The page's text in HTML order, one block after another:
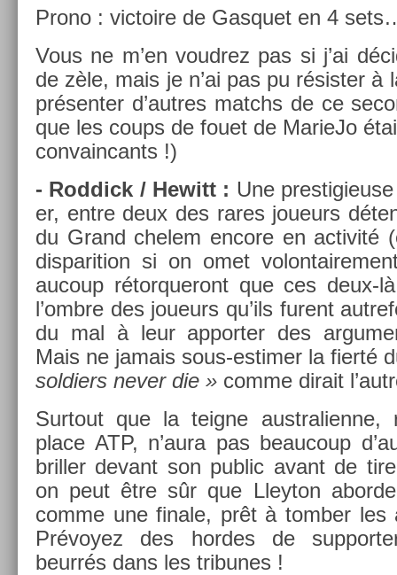
Prono : vic­toire de Gas­quet en 4
Vous ne m’en voud­rez pas si j’ai
de zèle, mais je n’ai pas pu résist­er à
présent­er d’aut­res matchs de ce
que les coups de fouet de MarieJo
con­vain­cants !)
- Rod­dick / Hewitt : Une
er, entre deux des rares joueurs
du Grand chelem en­core en ac­tivité
dis­pari­tion si on omet
aucoup rétor­queront que ces deux-
l’ombre des joueurs qu’ils furent
du mal à leur ap­port­er des
Mais ne jamais sous-estimer la fierté
sol­di­ers never die » comme di­rait
Sur­tout que la teig­ne
place ATP, n’aura pas be­aucoup
brill­er de­vant son pub­lic avant de
on peut être sûr que Lleyton
comme une fin­ale, prêt à tomb­er
Prévoyez des hor­des de
beurrés dans les tri­bunes !